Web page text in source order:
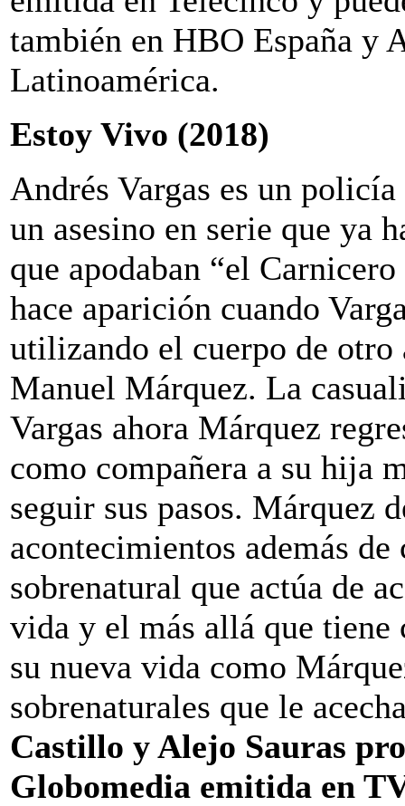
también en HBO España y
Latinoamérica.
Estoy Vivo (2018)
Andrés Vargas es un
un asesino en serie que ya
que apodaban “el
hace aparición cuando
utilizando el cuerpo de
Manuel Márquez. La
Vargas ahora Márquez
como compañera a su hija
seguir sus pasos. Márquez
acontecimientos además
sobrenatural que actúa de
vida y el más allá que tiene
su nueva vida como
sobrenaturales que le
Castillo y Alejo Sauras
Globomedia emitida en